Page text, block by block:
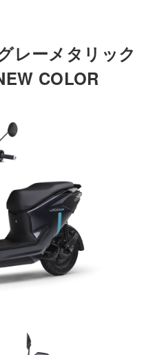
レーメタリック
COLOR